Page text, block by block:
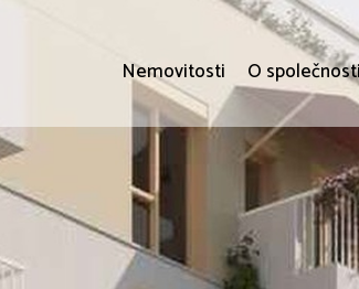
Nemovitosti O